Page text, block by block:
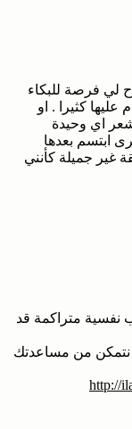
لي فرصة للبكاء
كثيرا . او
اي وحيدة
ابتسم بعدها
غير جميلة كأنني
نفسية متراكمة قد
نتمكن من مساعدتك
http://